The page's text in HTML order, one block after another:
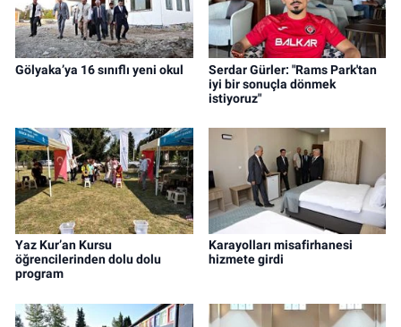
Gölyaka’ya 16 sınıflı yeni okul
Serdar Gürler: "Rams Park'tan
iyi bir sonuçla dönmek
istiyoruz"
Yaz Kur’an Kursu
öğrencilerinden dolu dolu
program
Karayolları misafirhanesi
hizmete girdi